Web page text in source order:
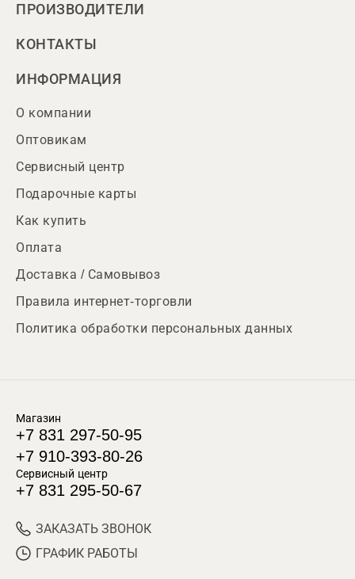
ПРОИЗВОДИТЕЛИ
КОНТАКТЫ
ИНФОРМАЦИЯ
О компании
Оптовикам
Сервисный центр
Подарочные карты
Как купить
Оплата
Доставка / Самовывоз
Правила интернет-торговли
Политика обработки персональных данных
Магазин
+7 831 297-50-95
+7 910-393-80-26
Сервисный центр
+7 831 295-50-67
ЗАКАЗАТЬ ЗВОНОК
ГРАФИК РАБОТЫ